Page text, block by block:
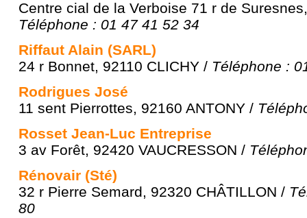
Centre cial de la Verboise 71 r de
Téléphone : 01 47 41 52 34
Riffaut Alain (SARL)
24 r Bonnet, 92110 CLICHY / Téléphone :
Rodrigues José
11 sent Pierrottes, 92160 ANTONY /
Rosset Jean-Luc Entreprise
3 av Forêt, 92420 VAUCRESSON /
Rénovair (Sté)
32 r Pierre Semard, 92320 CHÂTILLON /
80